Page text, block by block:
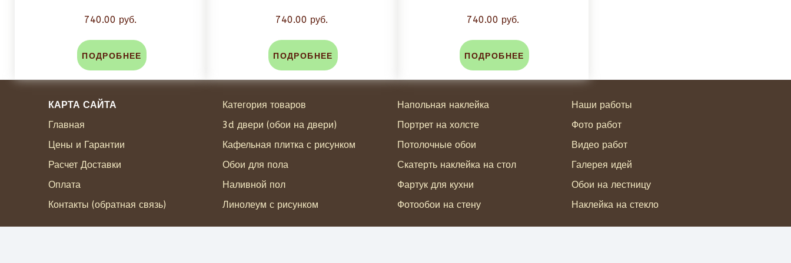
740.00 руб.
ПОДРОБНЕЕ
740.00 руб.
ПОДРОБНЕЕ
740.00 руб.
ПОДРОБНЕЕ
КАРТА САЙТА
Главная
Цены и Гарантии
Расчет Доставки
Оплата
Контакты (обратная связь)
Категория товаров
3d двери (обои на двери)
Кафельная плитка с рисунком
Обои для пола
Наливной пол
Линолеум с рисунком
Напольная наклейка
Портрет на холсте
Потолочные обои
Скатерть наклейка на стол
Фартук для кухни
Фотообои на стену
Наши работы
Фото работ
Видео работ
Галерея идей
Обои на лестницу
Наклейка на стекло